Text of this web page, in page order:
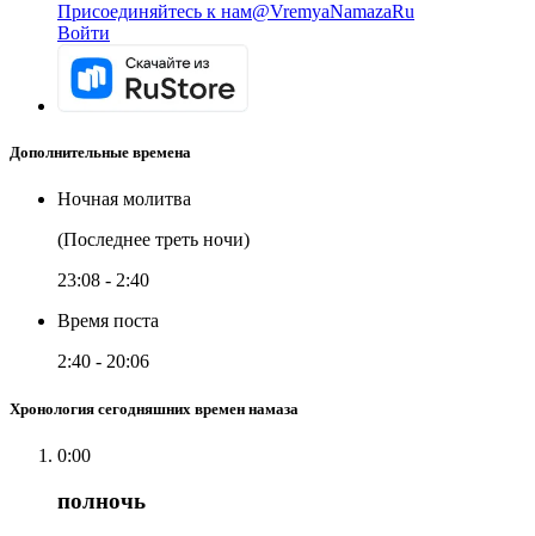
Присоединяйтесь к нам@VremyaNamazaRu
Войти
Дополнительные времена
Ночная молитва
(Последнее треть ночи)
23:08 - 2:40
Время поста
2:40 - 20:06
Хронология сегодняшних времен намаза
0:00
полночь